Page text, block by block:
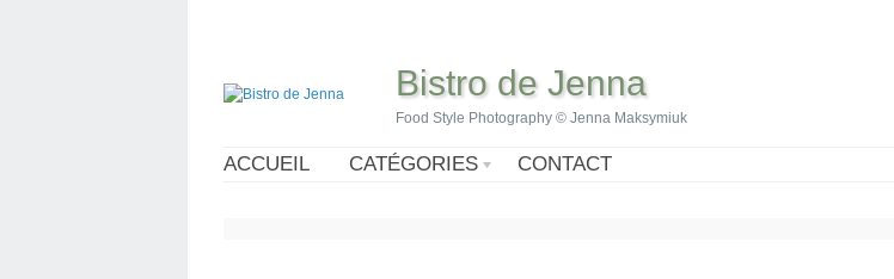
Bistro de Jenna
Food Style Photography © Jenna Maksymiuk
ACCUEIL CATÉGORIES CONTACT